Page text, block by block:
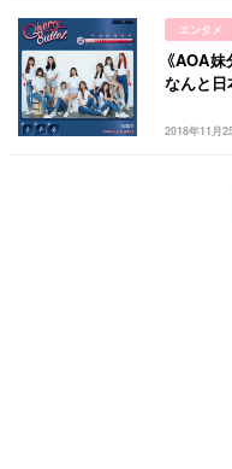
運営会社
利用規約
プライバシーポリシー
オルチャンメイク
韓国ドラマ カフェ
エンタメ
2018年11月
《AOA
なんと